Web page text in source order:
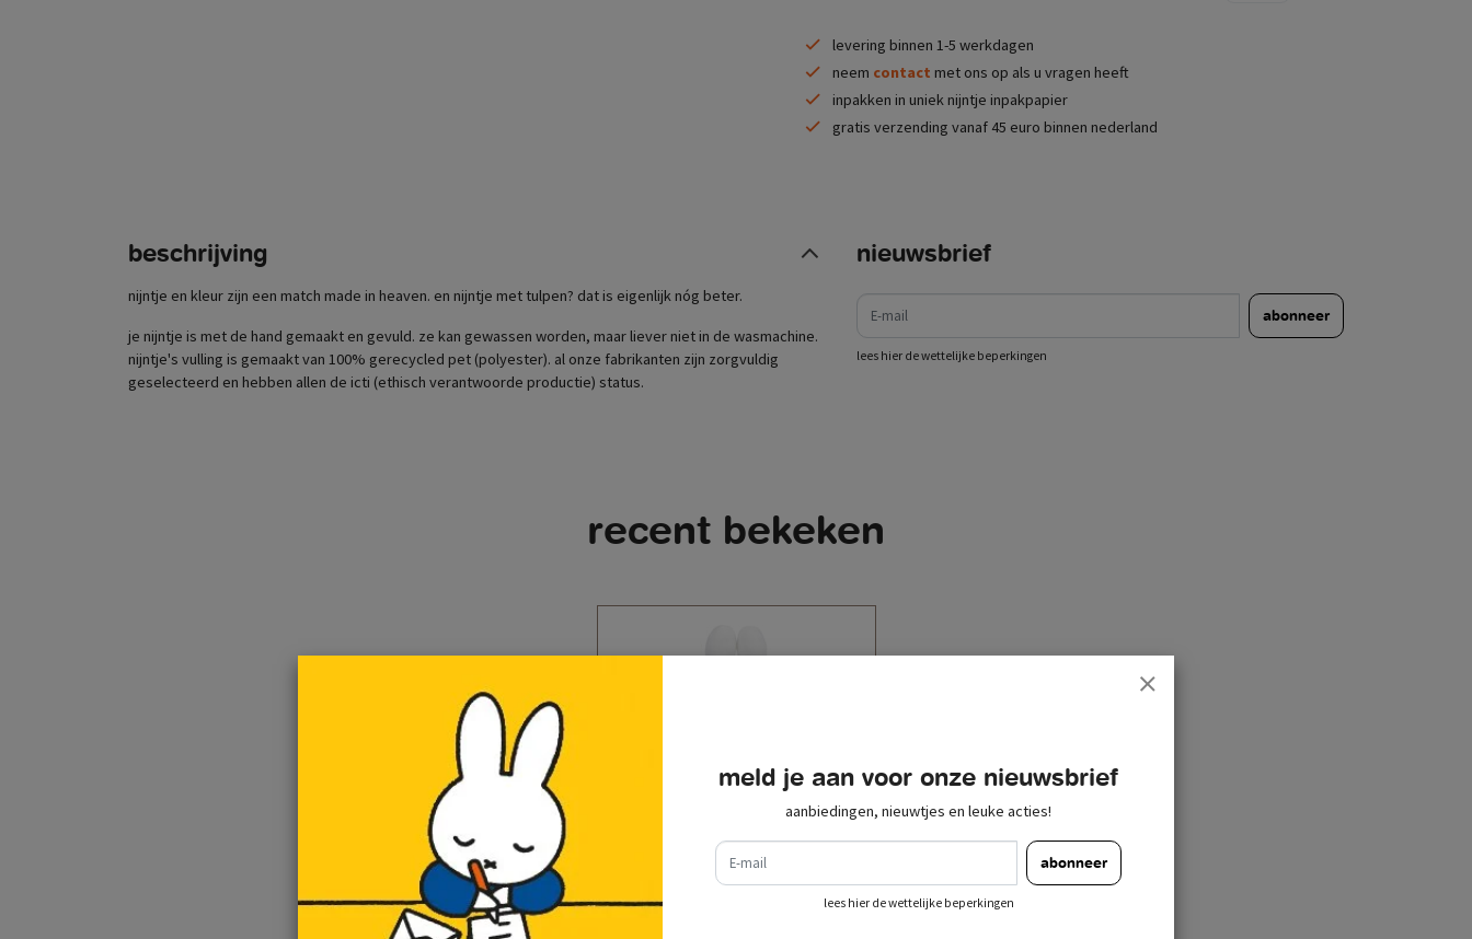
levering binnen 1-5 werkdagen
neem contact met ons op als u vragen heeft
inpakken in uniek nijntje inpakpapier
gratis verzending vanaf 45 euro binnen nederland
beschrijving
nijntje en kleur zijn een match made in heaven. en nijntje met tulpen? dat is eigenlijk nóg beter.
je nijntje is met de hand gemaakt en gevuld. ze kan gewassen worden, maar liever niet in de wasmachine.
nijntje's vulling is gemaakt van 100% gerecycled pet (polyester). al onze fabrikanten zijn zorgvuldig
geselecteerd en hebben allen de icti (ethisch verantwoorde productie) status.
nieuwsbrief
e-mail
abonneer
lees hier de wettelijke beperkingen
recent bekeken
miffy tulip dress - 24 cm - 9.5''
meld je aan voor onze nieuwsbrief
aanbiedingen, nieuwtjes en leuke acties!
e-mail
abonneer
lees hier de wettelijke beperkingen